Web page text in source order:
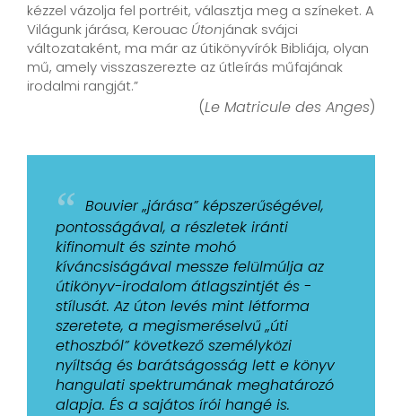
kézzel vázolja fel portréit, választja meg a színeket. A
Világunk járása, Kerouac Útonjának svájci
változataként, ma már az útikönyvírók Bibliája, olyan
mű, amely visszaszerezte az útleírás műfajának
irodalmi rangját.”
(Le Matricule des Anges)
“ Bouvier „járása” képszerűségével,
pontosságával, a részletek iránti
kifinomult és szinte mohó
kíváncsiságával messze felülmúlja az
útikönyv-irodalom átlagszintjét és -
stílusát. Az úton levés mint létforma
szeretete, a megismeréselvű „úti
ethoszból” következő személyközi
nyíltság és barátságosság lett e könyv
hangulati spektrumának meghatározó
alapja. És a sajátos írói hangé is.